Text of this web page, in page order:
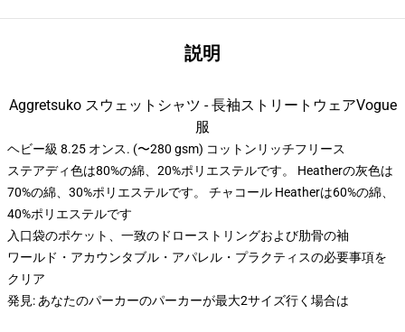
説明
Aggretsuko スウェットシャツ - 長袖ストリートウェアVogue
服
ヘビー級 8.25 オンス. (〜280 gsm) コットンリッチフリース
ステアディ色は80%の綿、20%ポリエステルです。 Heatherの灰色は
70%の綿、30%ポリエステルです。 チャコール Heatherは60%の綿、
40%ポリエステルです
入口袋のポケット、一致のドローストリングおよび肋骨の袖
ワールド・アカウンタブル・アパレル・プラクティスの必要事項を
クリア
発見: あなたのパーカーのパーカーが最大2サイズ行く場合は